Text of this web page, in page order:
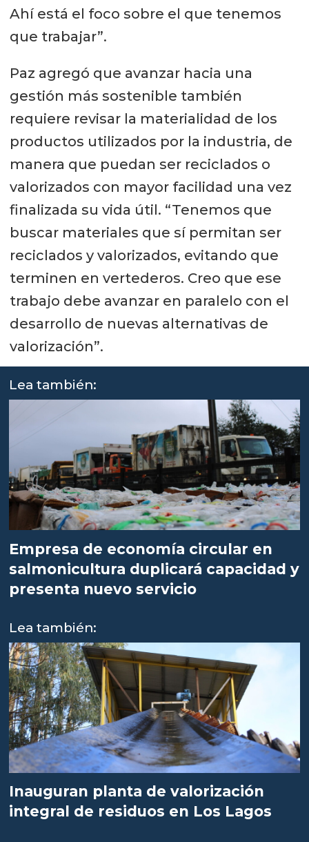
Ahí está el foco sobre el que tenemos
que trabajar”.
Paz agregó que avanzar hacia una
gestión más sostenible también
requiere revisar la materialidad de los
productos utilizados por la industria, de
manera que puedan ser reciclados o
valorizados con mayor facilidad una vez
finalizada su vida útil. “Tenemos que
buscar materiales que sí permitan ser
reciclados y valorizados, evitando que
terminen en vertederos. Creo que ese
trabajo debe avanzar en paralelo con el
desarrollo de nuevas alternativas de
valorización”.
Lea también:
Empresa de economía circular en
salmonicultura duplicará capacidad y
presenta nuevo servicio
Lea también:
Inauguran planta de valorización
integral de residuos en Los Lagos